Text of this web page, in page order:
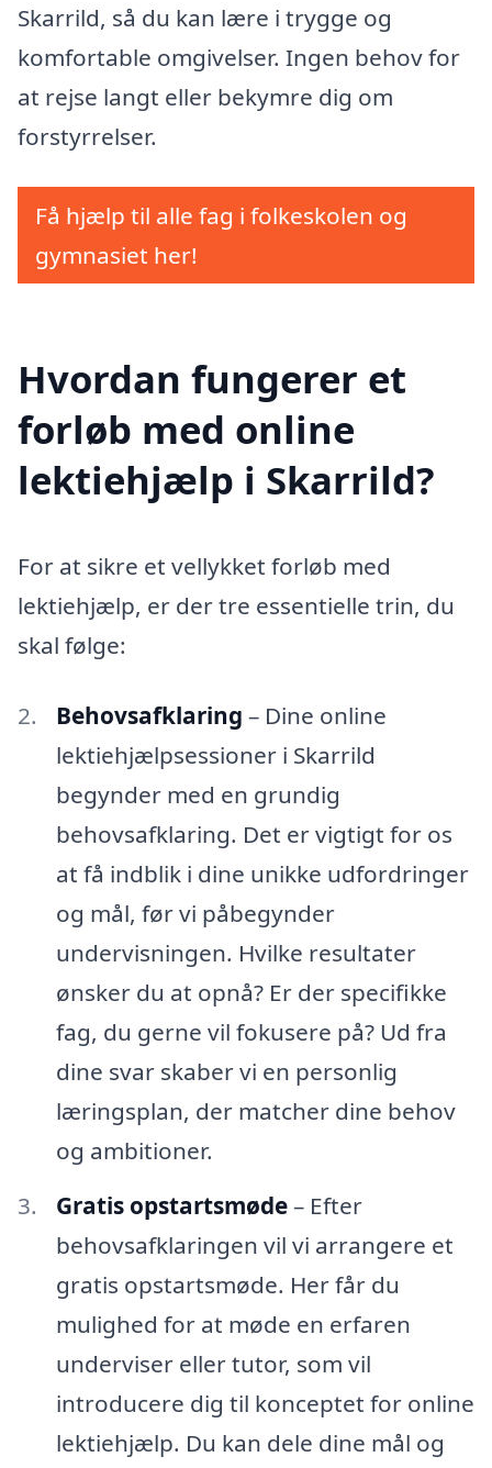
Skarrild, så du kan lære i trygge og
komfortable omgivelser. Ingen behov for
at rejse langt eller bekymre dig om
forstyrrelser.
Få hjælp til alle fag i folkeskolen og
gymnasiet her!
Hvordan fungerer et
forløb med online
lektiehjælp i Skarrild?
For at sikre et vellykket forløb med
lektiehjælp, er der tre essentielle trin, du
skal følge:
Behovsafklaring – Dine online
lektiehjælpsessioner i Skarrild
begynder med en grundig
behovsafklaring. Det er vigtigt for os
at få indblik i dine unikke udfordringer
og mål, før vi påbegynder
undervisningen. Hvilke resultater
ønsker du at opnå? Er der specifikke
fag, du gerne vil fokusere på? Ud fra
dine svar skaber vi en personlig
læringsplan, der matcher dine behov
og ambitioner.
Gratis opstartsmøde– Efter
behovsafklaringen vil vi arrangere et
gratis opstartsmøde. Her får du
mulighed for at møde en erfaren
underviser eller tutor, som vil
introducere dig til konceptet for online
lektiehjælp. Du kan dele dine mål og